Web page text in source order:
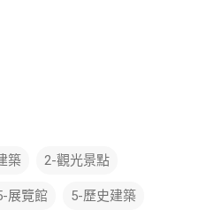
築 2-觀光景點
展覽館 5-歷史建築